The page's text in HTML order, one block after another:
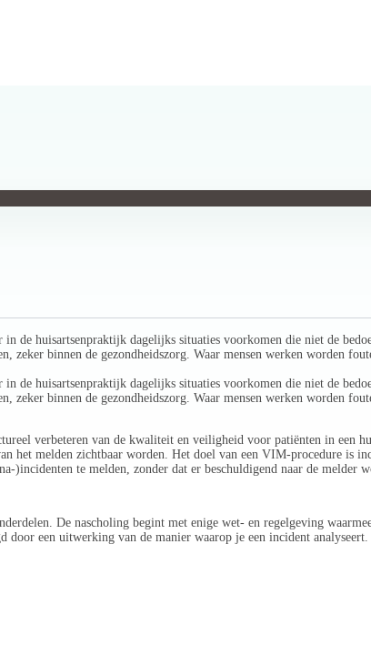
de huisartsenpraktijk dagelijks situaties voorkomen die niet de
zeker binnen de gezondheidszorg. Waar mensen werken worden
de huisartsenpraktijk dagelijks situaties voorkomen die niet de
zeker binnen de gezondheidszorg. Waar mensen werken worden
verbeteren van de kwaliteit en veiligheid voor patiënten in
het melden zichtbaar worden. Het doel van een VIM-procedure is
)incidenten te melden, zonder dat er beschuldigend naar de melder
De nascholing begint met enige wet- en regelgeving
een uitwerking van de manier waarop je een incident